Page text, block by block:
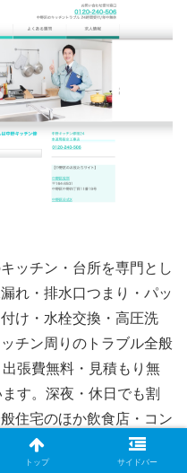
ッチン・台所を専門とし
れ・排水口つまり・パッ
け・水栓交換・高圧洗
チン周りのトラブル全般
張費無料・見積もり無
す。深夜・休日でも割
住宅のほか飲食店・コン
からの依頼にも対応可能
など各メーカーに対
トップ サイドバー